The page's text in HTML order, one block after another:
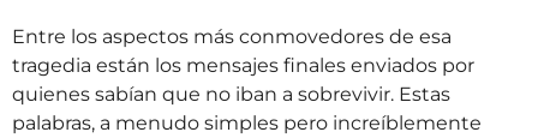
Entre los aspectos más conmovedores de esa
tragedia están los mensajes finales enviados por
quienes sabían que no iban a sobrevivir. Estas
palabras, a menudo simples pero increíblemente